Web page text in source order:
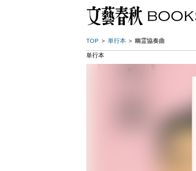
TOP 単行本 幽霊協奏曲
単行本